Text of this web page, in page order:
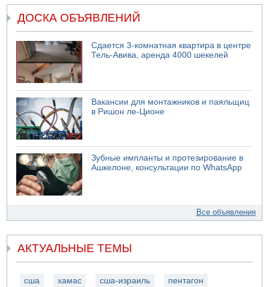
ДОСКА ОБЪЯВЛЕНИЙ
Сдается 3-комнатная квартира в центре
Тель-Авива, аренда 4000 шекелей
Вакансии для монтажников и паяльщиц
в Ришон ле-Ционе
Зубные импланты и протезирование в
Ашкелоне, консультации по WhatsApp
Все объявления
АКТУАЛЬНЫЕ ТЕМЫ
сша хамас сша-израиль пентагон